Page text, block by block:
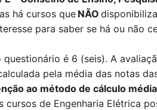
há cursos que NÃO
para saber se há ou não
é 6 (seis). A
pela média das notas
ao método de cálculo média
cursos de Engenharia Elétrica